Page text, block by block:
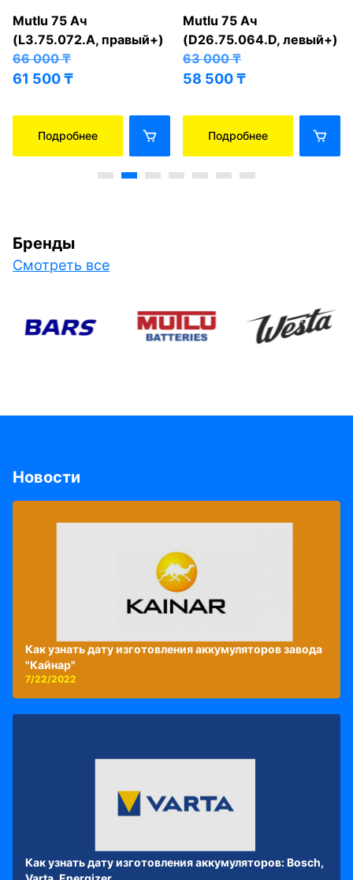
Mutlu 75 Ач
(L3.75.072.A, правый+)
66 000₸
61 500₸
Подробнее
Mutlu 75 Ач
(D26.75.064.D, левый+)
63 000₸
58 500₸
Подробнее
Бренды
Смотреть все
Новости
Как узнать дату изготовления аккумуляторов завода
"Кайнар"
7/22/2022
Как узнать дату изготовления аккумуляторов: Bosch,